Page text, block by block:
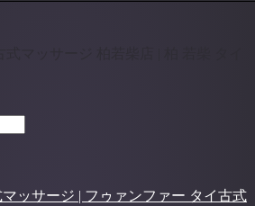
ッサージ | フゥァンファー タイ古式